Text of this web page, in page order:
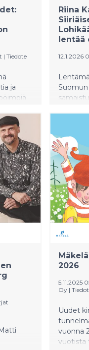
| Tiedote
ja
Riina
lentää
12.1.2026
Suomun
2026
5.11.2025
Oy |
Uudet
vuonna
vuotista